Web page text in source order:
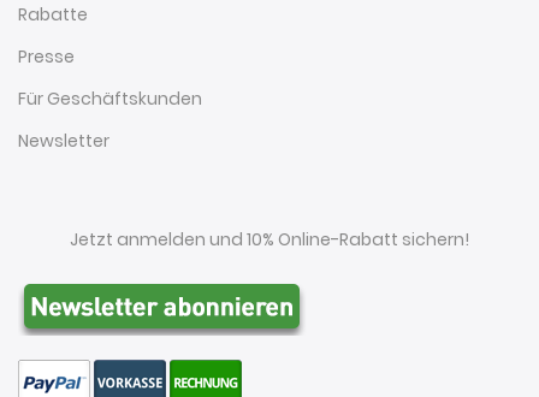
Rabatte
Presse
Für Geschäftskunden
Newsletter
Jetzt anmelden und 10% Online-Rabatt sichern!